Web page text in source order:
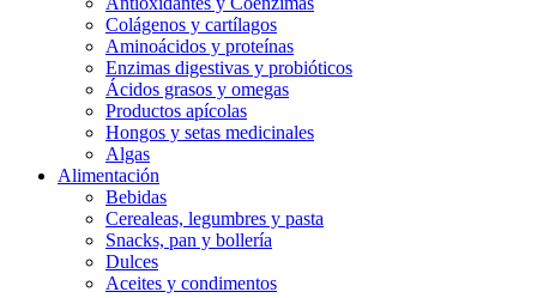
Colágenos y cartílagos
Aminoácidos y proteínas
Enzimas digestivas y probióticos
Ácidos grasos y omegas
Productos apícolas
Hongos y setas medicinales
Algas
Alimentación
Bebidas
Cerealeas, legumbres y pasta
Snacks, pan y bollería
Dulces
Aceites y condimentos